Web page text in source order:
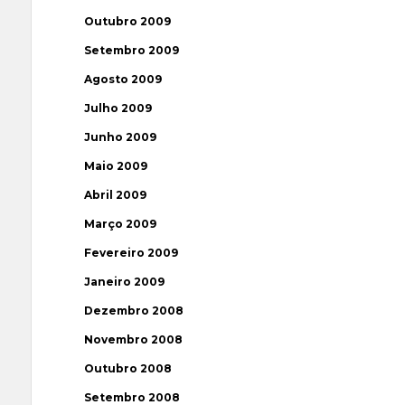
Outubro 2009
Setembro 2009
Agosto 2009
Julho 2009
Junho 2009
Maio 2009
Abril 2009
Março 2009
Fevereiro 2009
Janeiro 2009
Dezembro 2008
Novembro 2008
Outubro 2008
Setembro 2008